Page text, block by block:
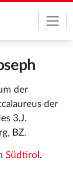
der
der
3.J.
BZ.
Südtirol .